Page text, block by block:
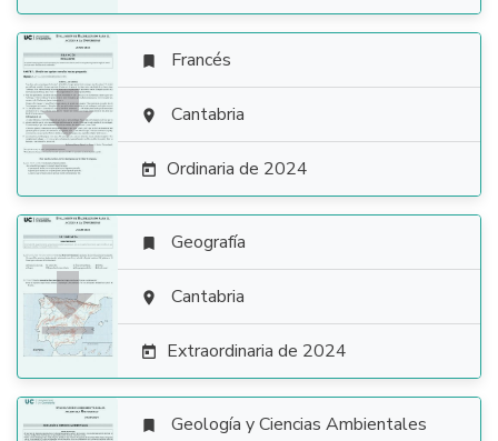

 Francés
 Cantabria
 Ordinaria de 2024

 Geografía
 Cantabria
 Extraordinaria de 2024
 Geología y Ciencias Ambientales